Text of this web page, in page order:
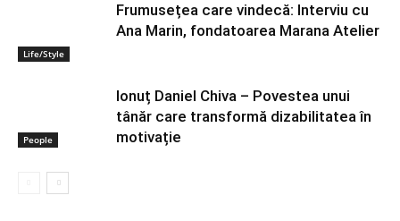
Life/Style
Frumusețea care vindecă: Interviu cu
Ana Marin, fondatoarea Marana Atelier
People
Ionuț Daniel Chiva – Povestea unui
tânăr care transformă dizabilitatea în
motivație